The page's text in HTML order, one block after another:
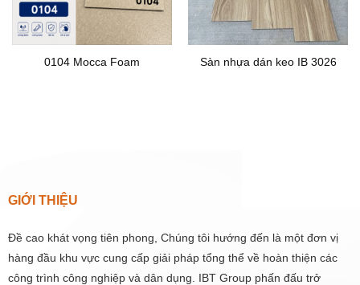
0104 Mocca Foam Sàn nhựa dán keo IB 3026
GIỚI THIỆU
Đề cao khát vọng tiên phong, Chúng tôi hướng đến là một đơn vị
hàng đầu khu vực cung cấp giải pháp tổng thể về hoàn thiện các
công trình công nghiệp và dân dụng. IBT Group phấn đấu trở